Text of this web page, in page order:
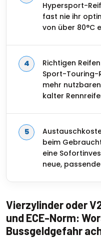
Hypersport-
fast nie ihr
von über 80°C
Richtigen
Sport-Touring-
mehr
kalter
beim
eine
neue,
Vierzylinder oder
und ECE-Norm:
Bussgeldgefahr